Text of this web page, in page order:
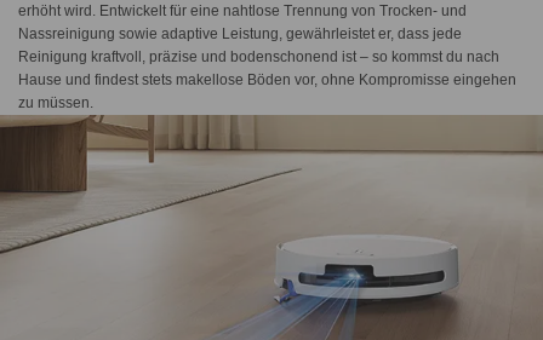
erhöht wird. Entwickelt für eine nahtlose Trennung von Trocken- und
Nassreinigung sowie adaptive Leistung, gewährleistet er, dass jede
Reinigung kraftvoll, präzise und bodenschonend ist – so kommst du nach
Hause und findest stets makellose Böden vor, ohne Kompromisse eingehen
zu müssen.